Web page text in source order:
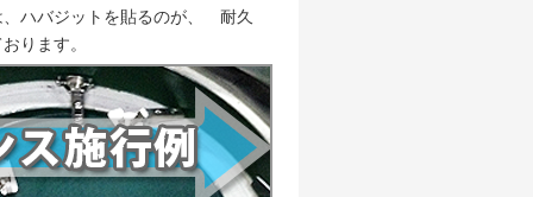
、ハバジットを貼るのが、 耐久
ります。